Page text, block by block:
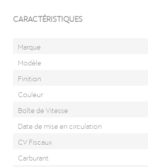
CARACTÉRISTIQUES
Marque
Modèle
Finition
Couleur
Boîte de Vitesse
Date de mise en circulation
CV Fiscaux
Carburant